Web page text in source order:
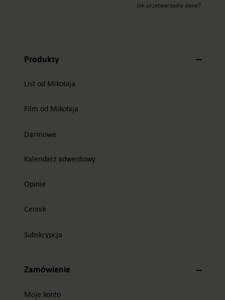
Jak przetwarzamy dane?
Produkty
List od Mikołaja
Film od Mikołaja
Darmowe
Kalendarz adwentowy
Opinie
Cennik
Subskrypcja
Zamówienie
Moje konto